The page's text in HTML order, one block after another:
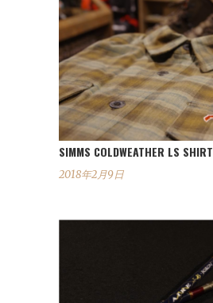
SIMMS COLDWEATHER LS SHIRT
2018年2月9日